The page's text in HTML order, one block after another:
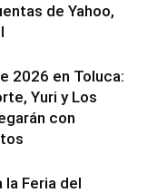
de Yahoo,
2026 en Toluca:
Yuri y Los
con
la Feria del